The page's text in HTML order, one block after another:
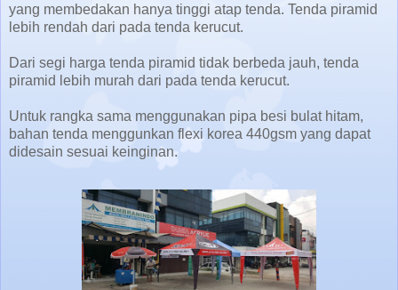
yang membedakan hanya tinggi atap tenda. Tenda piramid
lebih rendah dari pada tenda kerucut.
Dari segi harga tenda piramid tidak berbeda jauh, tenda
piramid lebih murah dari pada tenda kerucut.
Untuk rangka sama menggunakan pipa besi bulat hitam,
bahan tenda menggunkan flexi korea 440gsm yang dapat
didesain sesuai keinginan.